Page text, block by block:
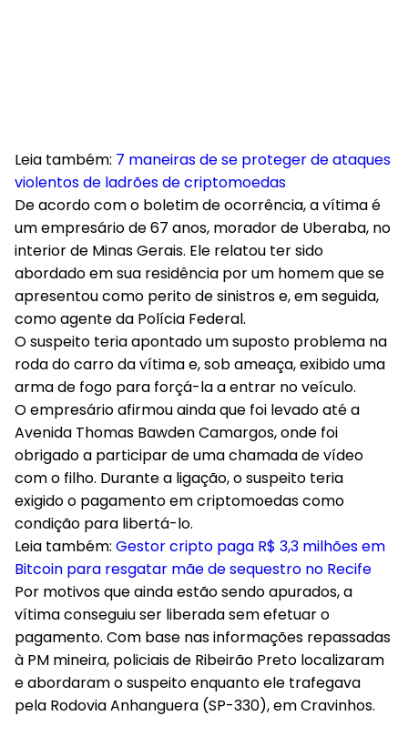
Leia também: 7 maneiras de se proteger de ataques
violentos de ladrões de criptomoedas
De acordo com o boletim de ocorrência, a vítima é
um empresário de 67 anos, morador de Uberaba, no
interior de Minas Gerais. Ele relatou ter sido
abordado em sua residência por um homem que se
apresentou como perito de sinistros e, em seguida,
como agente da Polícia Federal.
O suspeito teria apontado um suposto problema na
roda do carro da vítima e, sob ameaça, exibido uma
arma de fogo para forçá-la a entrar no veículo.
O empresário afirmou ainda que foi levado até a
Avenida Thomas Bawden Camargos, onde foi
obrigado a participar de uma chamada de vídeo
com o filho. Durante a ligação, o suspeito teria
exigido o pagamento em criptomoedas como
condição para libertá-lo.
Leia também: Gestor cripto paga R$ 3,3 milhões em
Bitcoin para resgatar mãe de sequestro no Recife
Por motivos que ainda estão sendo apurados, a
vítima conseguiu ser liberada sem efetuar o
pagamento. Com base nas informações repassadas
à PM mineira, policiais de Ribeirão Preto localizaram
e abordaram o suspeito enquanto ele trafegava
pela Rodovia Anhanguera (SP-330), em Cravinhos.